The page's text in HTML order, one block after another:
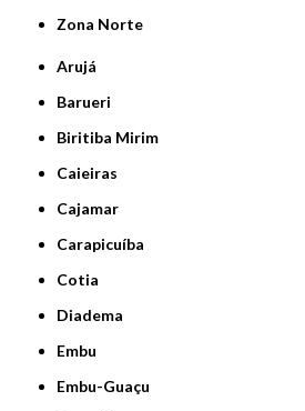
Zona Norte
Arujá
Barueri
Biritiba Mirim
Caieiras
Cajamar
Carapicuíba
Cotia
Diadema
Embu
Embu-Guaçu